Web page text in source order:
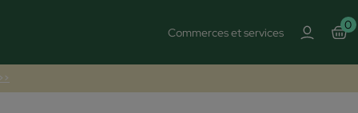
Commerces et services
0